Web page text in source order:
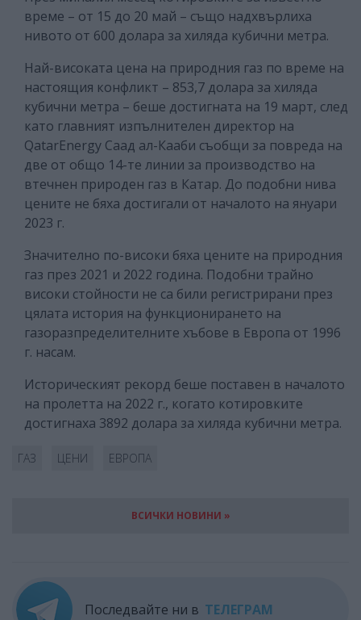
време – от 15 до 20 май – също надхвърлиха
нивото от 600 долара за хиляда кубични метра.
Най-високата цена на природния газ по време на
настоящия конфликт – 853,7 долара за хиляда
кубични метра – беше достигната на 19 март, след
като главният изпълнителен директор на
QatarEnergy Саад ал-Кааби съобщи за повреда на
две от общо 14-те линии за производство на
втечнен природен газ в Катар. До подобни нива
цените не бяха достигали от началото на януари
2023 г.
Значително по-високи бяха цените на природния
газ през 2021 и 2022 година. Подобни трайно
високи стойности не са били регистрирани през
цялата история на функционирането на
газоразпределителните хъбове в Европа от 1996
г. насам.
Историческият рекорд беше поставен в началото
на пролетта на 2022 г., когато котировките
достигнаха 3892 долара за хиляда кубични метра.
ГАЗ ЦЕНИ ЕВРОПА
ВСИЧКИ НОВИНИ »
Последвайте ни в ТЕЛЕГРАМ